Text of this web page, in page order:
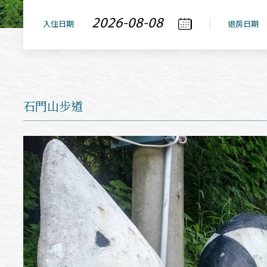
入住日期 退房日期
石門山步道